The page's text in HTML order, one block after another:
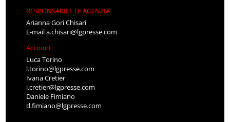
RESPONSABILE DI AGENZIA
Arianna Gori Chisari
E-maila.chisari@lgpresse.com
Account
Luca Torino
l.torino@lgpresse.com
Ivana Cretier
i.cretier@lgpresse.com
Daniele Fimiano
d.fimiano@lgpresse.com